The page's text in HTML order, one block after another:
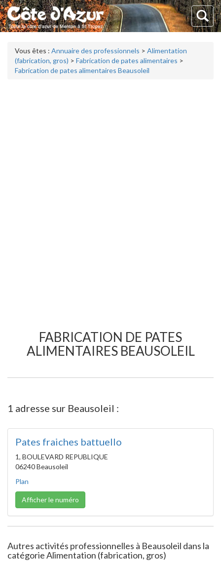
Vous êtes : Annuaire des professionnels > Alimentation
(fabrication, gros) > Fabrication de pates alimentaires >
Fabrication de pates alimentaires Beausoleil
FABRICATION DE PATES
ALIMENTAIRES BEAUSOLEIL
1 adresse sur Beausoleil :
Pates fraiches battuello
1, BOULEVARD REPUBLIQUE
06240 Beausoleil
Plan
Afficher le numéro
Autres activités professionnelles à Beausoleil dans la
catégorie Alimentation (fabrication, gros)